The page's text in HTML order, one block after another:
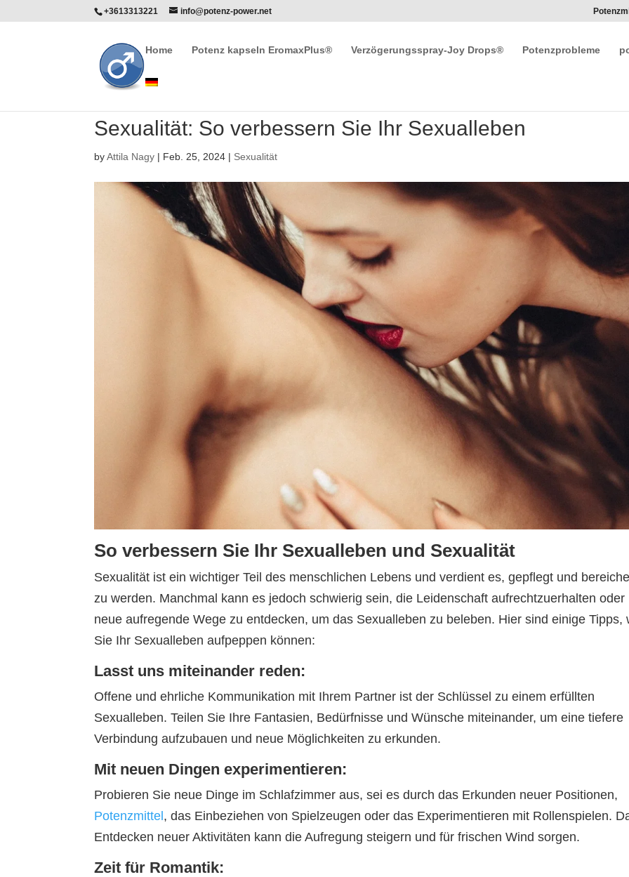
+3613313221 info@potenz-power.net
Home Potenz kapseln EromaxPlus® Verzögerungsspray-Joy Drops® Potenzprobleme
Sexualität: So verbessern Sie Ihr Sexualleben
byAttila Nagy | Feb. 25, 2024 | Sexualität
So verbessern Sie Ihr Sexualleben und Sexualität
Sexualität ist ein wichtiger Teil des menschlichen Lebens und verdient es, gepflegt und
zu werden. Manchmal kann es jedoch schwierig sein, die Leidenschaft aufrechtzuerhalten oder
neue aufregende Wege zu entdecken, um das Sexualleben zu beleben. Hier sind einige Tipps,
Sie Ihr Sexualleben aufpeppen können:
Lasst uns miteinander reden:
Offene und ehrliche Kommunikation mit Ihrem Partner ist der Schlüssel zu einem erfüllten
Sexualleben. Teilen Sie Ihre Fantasien, Bedürfnisse und Wünsche miteinander, um eine tiefere
Verbindung aufzubauen und neue Möglichkeiten zu erkunden.
Mit neuen Dingen experimentieren:
Probieren Sie neue Dinge im Schlafzimmer aus, sei es durch das Erkunden neuer Positionen,
Potenzmittel, das Einbeziehen von Spielzeugen oder das Experimentieren mit Rollenspielen.
Entdecken neuer Aktivitäten kann die Aufregung steigern und für frischen Wind sorgen.
Zeit für Romantik: